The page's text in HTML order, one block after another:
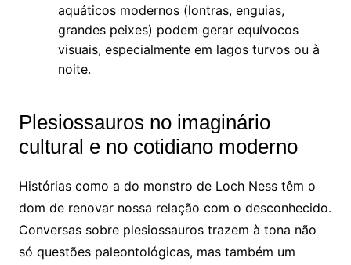
aquáticos modernos (lontras, enguias,
grandes peixes) podem gerar equívocos
visuais, especialmente em lagos turvos ou à
noite.
Plesiossauros no imaginário
cultural e no cotidiano moderno
Histórias como a do monstro de Loch Ness têm o
dom de renovar nossa relação com o desconhecido.
Conversas sobre plesiossauros trazem à tona não
só questões paleontológicas, mas também um